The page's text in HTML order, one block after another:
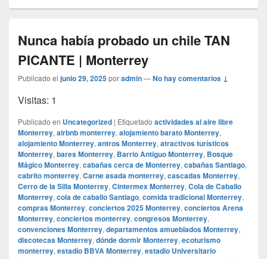
Nunca había probado un chile TAN
PICANTE | Monterrey
Publicado el junio 29, 2025poradmin—No hay comentarios ↓
Visitas: 1
Publicado en Uncategorized | Etiquetado actividades al aire libre
Monterrey, airbnb monterrey, alojamiento barato Monterrey,
alojamiento Monterrey, antros Monterrey, atractivos turísticos
Monterrey, bares Monterrey, Barrio Antiguo Monterrey, Bosque
Mágico Monterrey, cabañas cerca de Monterrey, cabañas Santiago,
cabrito monterrey, Carne asada monterrey, cascadas Monterrey,
Cerro de la Silla Monterrey, Cintermex Monterrey, Cola de Caballo
Monterrey, cola de caballo Santiago, comida tradicional Monterrey,
compras Monterrey, conciertos 2025 Monterrey, conciertos Arena
Monterrey, conciertos monterrey, congresos Monterrey,
convenciones Monterrey, departamentos amueblados Monterrey,
discotecas Monterrey, dónde dormir Monterrey, ecoturismo
monterrey, estadio BBVA Monterrey, estadio Universitario